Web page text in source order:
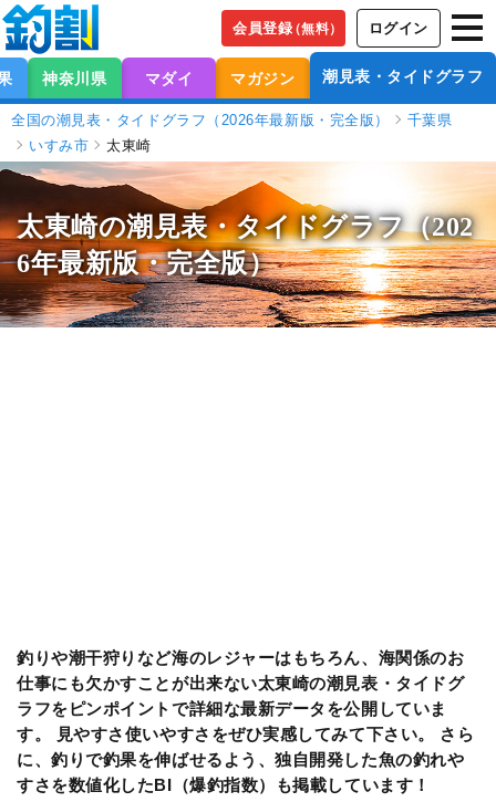
会員登録（無料） ログイン
神奈川県 マダイ マガジン 潮見表・タイドグラフ
全国の潮見表・タイドグラフ（2026年最新版・完全版）
千葉県
いすみ市
太東崎
太東崎の潮見表・タイドグラフ（202
6年最新版・完全版）
釣りや潮干狩りなど海のレジャーはもちろん、海関係のお
仕事にも欠かすことが出来ない太東崎の潮見表・タイドグ
ラフをピンポイントで詳細な最新データを公開していま
す。 見やすさ使いやすさをぜひ実感してみて下さい。 さら
に、釣りで釣果を伸ばせるよう、独自開発した魚の釣れや
すさを数値化したBI（爆釣指数）も掲載しています！